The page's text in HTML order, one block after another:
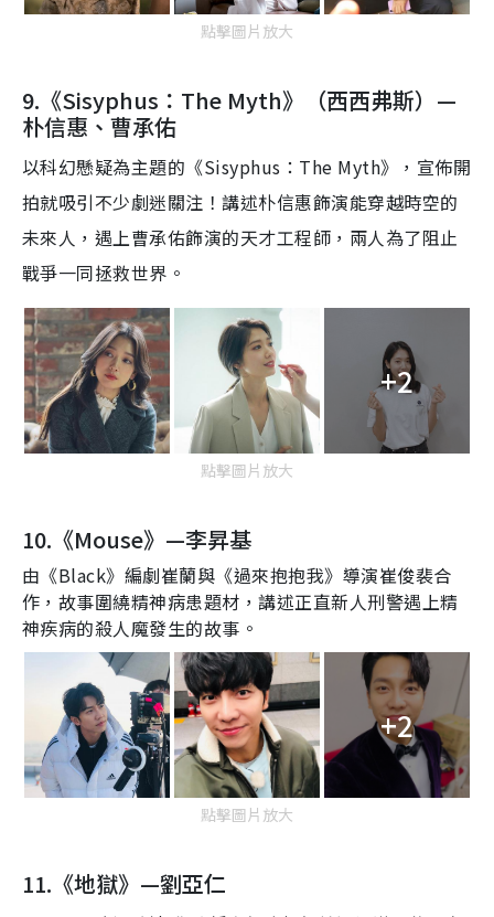
點擊圖片放大
9.《Sisyphus ： The Myth》（西西弗斯）—
朴信惠、曹承佑
以科幻懸疑為主題的 《Sisyphus ： The Myth》，宣佈開
拍就吸引不少劇迷關注！講述朴信惠飾演能穿越時空的
未來人 ， 遇上曹承佑飾演的天才工程師 ， 兩人為了阻止
戰爭一同拯救世界 。
+2
點擊圖片放大
10.《Mouse》—李昇基
由 《Black》編劇崔蘭與 《過來抱抱我》導演崔俊裴合
作， 故事圍繞精神病患題材，講述正直新人刑警遇上精
神疾病的殺人魔發生的故事。
+2
點擊圖片放大
11.《地獄》—劉亞仁